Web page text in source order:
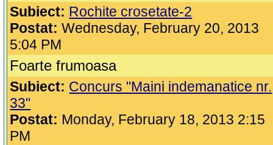
Subiect: Rochite crosetate-2
Postat: Wednesday, February 20, 2013
5:04 PM
Foarte frumoasa
Subiect: Concurs "Maini indemanatice nr.
33"
Postat: Monday, February 18, 2013 2:15
PM